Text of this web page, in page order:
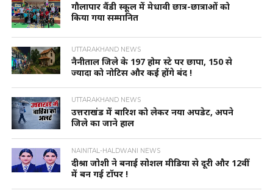
गौलापार वैंडी स्कूल में मेधावी छात्र-छात्राओं को
किया गया सम्मानित
UTTARAKHAND NEWS
नैनीताल जिले के 197 होम स्टे पर छापा, 150 से
ज्यादा को नोटिस और कई होंगे बंद !
UTTARAKHAND NEWS
उत्तराखंड में बारिश को लेकर नया अपडेट, अपने
जिले का जाने हाल
NAINITAL-HALDWANI NEWS
दीश्रा जोशी ने बनाई सोशल मीडिया से दूरी और 12वीं
में बन गई टॉपर !